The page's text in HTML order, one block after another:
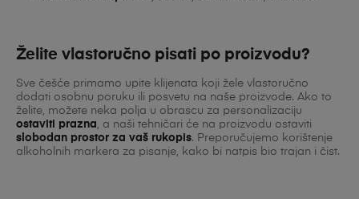
Želite vlastoručno pisati po proizvodu?
Sve češće primamo upite klijenata koji žele vlastoručno
dodati osobnu poruku ili posvetu na naše proizvode. Ako to
želite, možete neka polja u obrascu za personalizaciju
ostaviti prazna, a naši tehničari će na proizvodu ostaviti
slobodan prostor za vaš rukopis. Preporučujemo korištenje
alkoholnih markera za pisanje, kako bi natpis bio trajan i čist.